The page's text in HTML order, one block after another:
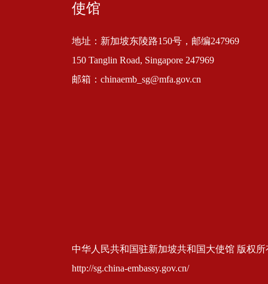
使馆
地址：新加坡东陵路150号，邮编247969
150 Tanglin Road, Singapore 247969
邮箱：chinaemb_sg@mfa.gov.cn
中华人民共和国驻新加坡共和国大使馆 版权所
http://sg.china-embassy.gov.cn/